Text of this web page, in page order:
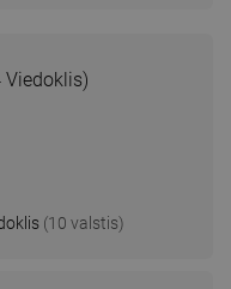
Viedoklis)
(10 valstis)